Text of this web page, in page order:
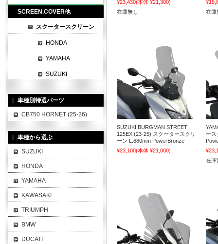
¥23,430(本体 ¥21,300)
在庫無し
在庫
SUZUKI BURGMAN STREET
125EX (23-25) スクータースクリ
ーン L.680mm PowerBronze
¥23,100(本体 ¥21,000)
ース
在庫
SCREEN.COVER他
スクータースクリーン
HONDA
YAMAHA
SUZUKI
車種別特選パーツ
CB750 HORNET (25-26)
車種から選ぶ
SUZUKI
HONDA
YAMAHA
KAWASAKI
TRIUMPH
BMW
DUCATI